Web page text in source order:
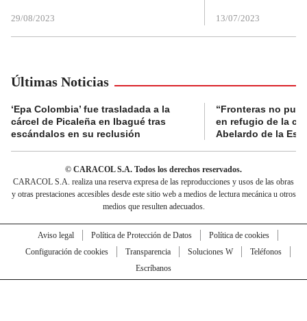
29/08/2023 13/07/2023
Últimas Noticias
‘Epa Colombia’ fue trasladada a la
cárcel de Picaleña en Ibagué tras
escándalos en su reclusión
“Fronteras no
en refugio de la
Abelardo de la
© CARACOL S.A. Todos los derechos reservados.
CARACOL S.A. realiza una reserva expresa de las reproducciones y usos de las obras
y otras prestaciones accesibles desde este sitio web a medios de lectura mecánica u otros
medios que resulten adecuados.
Aviso legal Política de Protección de Datos
Política de cookies
Configuración de cookies
Transparencia Soluciones W
Teléfonos
Escríbanos